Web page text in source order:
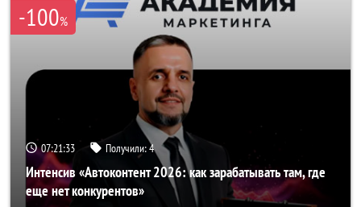
-100%
07:21:32 Получили:4
Интенсив «Автоконтент 2026: как зарабатывать там, где
еще нет конкурентов»